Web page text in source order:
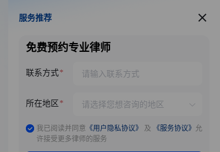
服务推荐
服务推荐
免费预约专业律师
联系方式
所在地区
我已阅读并同意 《用户隐私协议》 及 《服务协议》 允
许接受更多律师的服务